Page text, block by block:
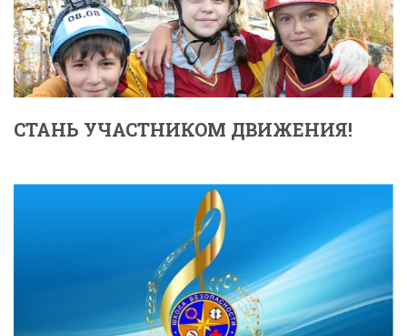
СТАНЬ УЧАСТНИКОМ ДВИЖЕНИЯ!